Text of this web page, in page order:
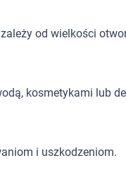
od wielkości
kosmetykami lub
i uszkodzeniom.